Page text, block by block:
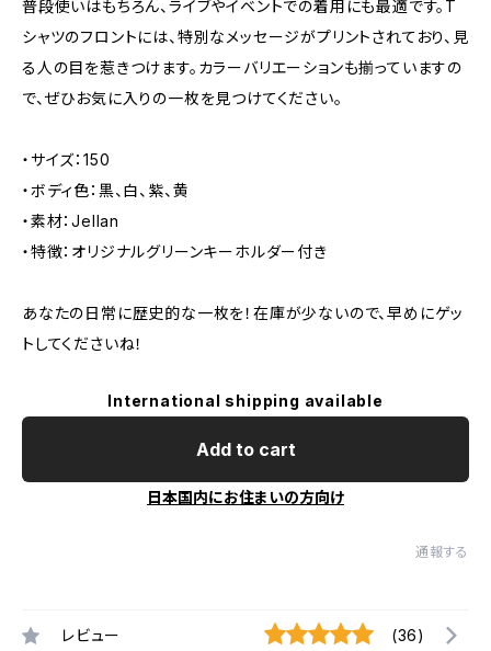
普段使いはもちろん、ライブやイベントでの着用にも最適です。T
シャツのフロントには、特別なメッセージがプリントされており、見
る人の目を惹きつけます。カラーバリエーションも揃っていますの
で、ぜひお気に入りの一枚を見つけてください。
・サイズ：150
・ボディ色：黒、白、紫、黄
・素材：Jellan
・特徴：オリジナルグリーンキーホルダー付き
あなたの日常に歴史的な一枚を！在庫が少ないので、早めにゲッ
トしてくださいね！
International shipping available
Add to cart
日本国内にお住まいの方向け
通報する
レビュー (36)